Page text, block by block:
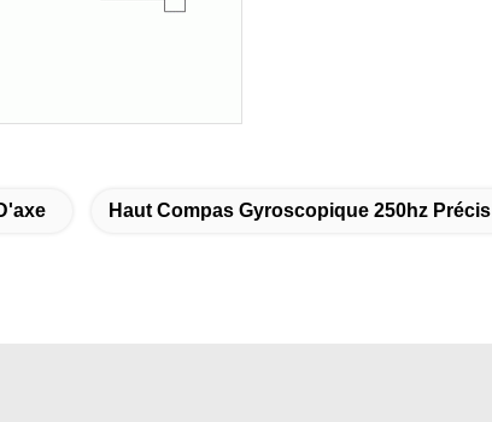
Haut Compas Gyroscopique 250hz Précis